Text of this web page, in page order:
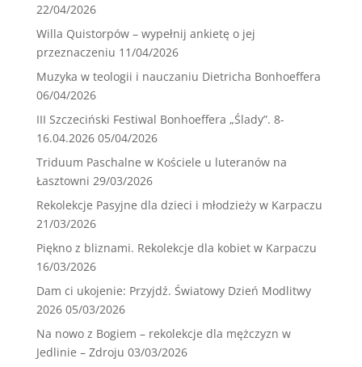
22/04/2026
Willa Quistorpów – wypełnij ankietę o jej
przeznaczeniu 11/04/2026
Muzyka w teologii i nauczaniu Dietricha Bonhoeffera
06/04/2026
III Szczeciński Festiwal Bonhoeffera „Ślady”. 8-
16.04.2026 05/04/2026
Triduum Paschalne w Kościele u luteranów na
Łasztowni 29/03/2026
Rekolekcje Pasyjne dla dzieci i młodzieży w Karpaczu
21/03/2026
Piękno z bliznami. Rekolekcje dla kobiet w Karpaczu
16/03/2026
Dam ci ukojenie: Przyjdź. Światowy Dzień Modlitwy
2026 05/03/2026
Na nowo z Bogiem – rekolekcje dla mężczyzn w
Jedlinie – Zdroju 03/03/2026